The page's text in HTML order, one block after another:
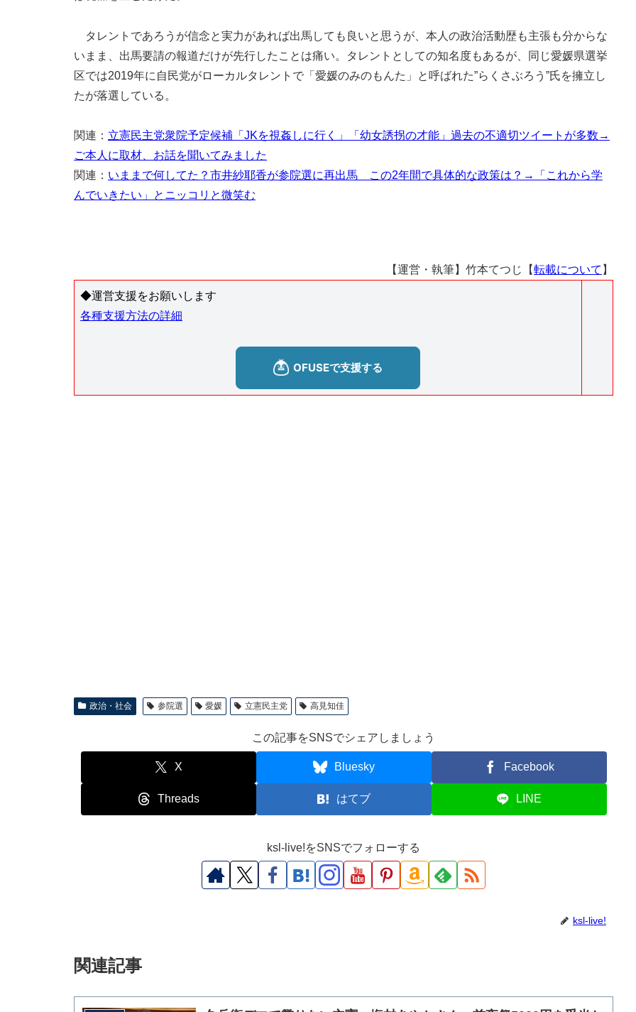
タレントであろうが信念と実力があれば出馬しても良いと思うが、本人の政治活動歴も主張も分からな
いまま、出馬要請の報道だけが先行したことは痛い。タレントとしての知名度もあるが、同じ愛媛県選挙
区では2019年に自民党がローカルタレントで「愛媛のみのもんた」と呼ばれた”らくさぶろう”氏を擁立し
たが落選している。
関連： 立憲民主党衆院予定候補「JKを視姦しに行く」「幼女誘拐の才能」過去の不適切ツイートが多数→
ご本人に取材、お話を聞いてみました
関連： いままで何してた？市井紗耶香が参院選に再出馬 この2年間で具体的な政策は？→「これから学
んでいきたい」とニッコリと微笑む
【運営・執筆】竹本てつじ【転載について 】
◆運営支援をお願いします
各種支援方法の詳細
政治・社会 参院選 愛媛 立憲民主党 高見知佳
この記事をSNSでシェアしましょう
X Bluesky Facebook
Threads はてブ LINE
ksl-live!をSNSでフォローする
ksl-live!
関連記事